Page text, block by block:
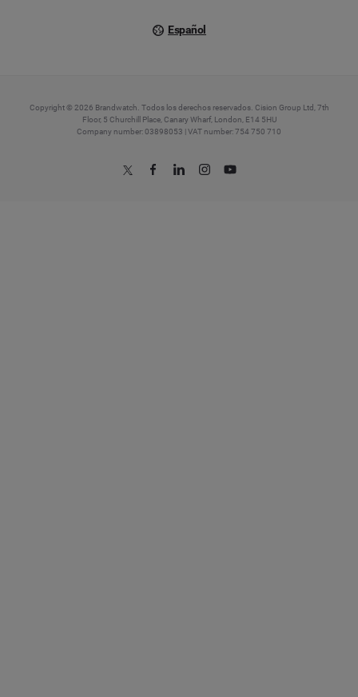
Español
Copyright © 2026 Brandwatch. Todos los derechos reservados. Cision Group Ltd, 7th
Floor, 5 Churchill Place, Canary Wharf, London, E14 5HU
Company number: 03898053 | VAT number: 754 750 710